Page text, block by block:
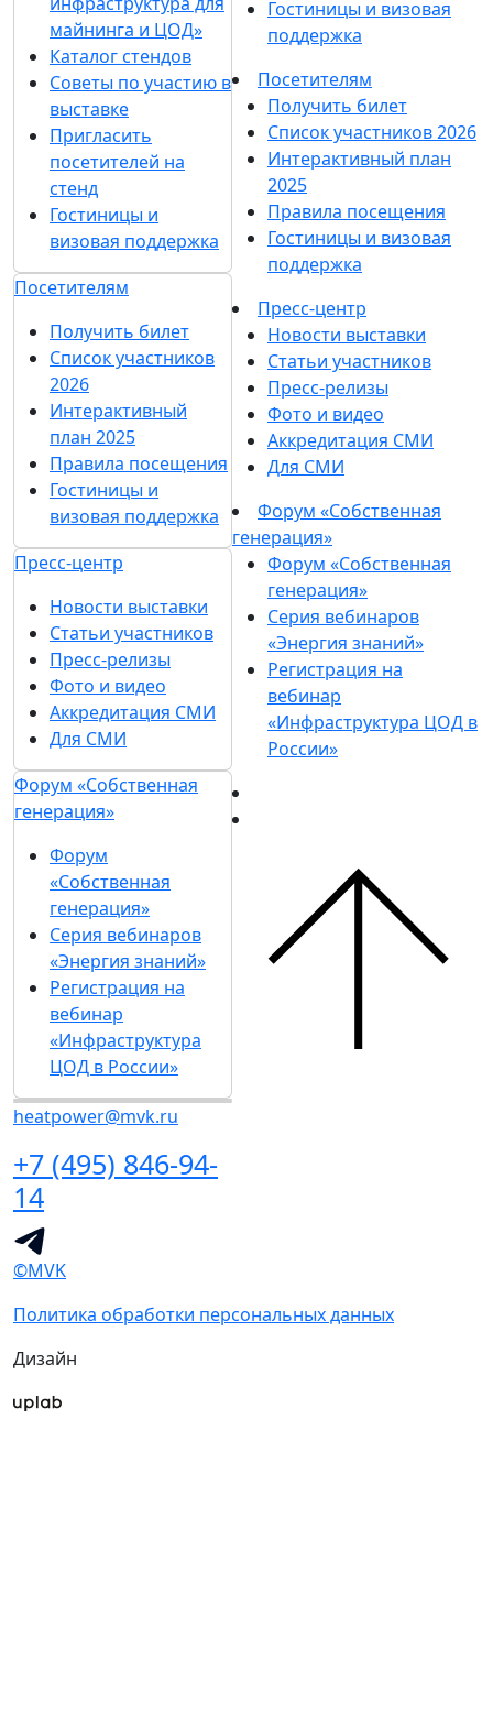
майнинга и ЦОД»
Каталог стендов
Советы по участию в
выставке
Пригласить
посетителей на
стенд
Гостиницы и
визовая поддержка
Посетителям
Получить билет
Список участников
2026
Интерактивный
план 2025
Правила посещения
Гостиницы и
визовая поддержка
Пресс-центр
Новости выставки
Статьи участников
Пресс-релизы
Фото и видео
Аккредитация СМИ
Для СМИ
Форум «Собственная
генерация»
Форум
«Собственная
генерация»
Серия вебинаров
«Энергия знаний»
Регистрация на
вебинар
«Инфраструктура
ЦОД в России»
heatpower@mvk.ru
+7 (495) 846-94-
14
Гостиницы и визовая
поддержка
Посетителям
Получить билет
Список участников 2026
Интерактивный план
2025
Правила посещения
Гостиницы и визовая
поддержка
Пресс-центр
Новости выставки
Статьи участников
Пресс-релизы
Фото и видео
Аккредитация СМИ
Для СМИ
Форум «Собственная
генерация»
Форум «Собственная
генерация»
Серия вебинаров
«Энергия знаний»
Регистрация на
вебинар
«Инфраструктура ЦОД в
России»
©MVK
Политика обработки персональных данных
Дизайн